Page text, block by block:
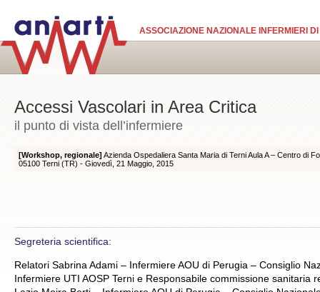
ASSOCIAZIONE NAZIONALE INFERMIERI
Accessi Vascolari in Area Critica
il punto di vista dell’infermiere
[Workshop, regionale] Azienda Ospedaliera Santa Maria di Terni Aula A – Centro di
05100 Terni (TR) - Giovedì, 21 Maggio, 2015
Segreteria scientifica:
Relatori Sabrina Adami – Infermiere AOU di Perugia – Consiglio
Infermiere UTI AOSP Terni e Responsabile commissione sanitaria